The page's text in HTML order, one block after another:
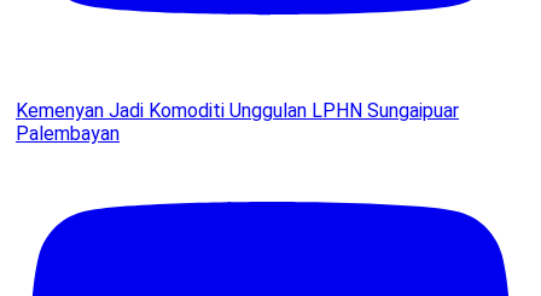
Kemenyan Jadi Komoditi Unggulan LPHN Sungaipuar
Palembayan